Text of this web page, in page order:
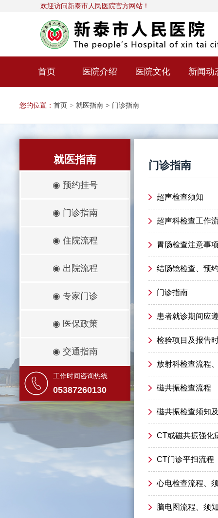
欢迎访问新泰市人民医院官方网站！
首页 医院介绍 医院文化 新闻动
您的位置： 首页 > 就医指南 > 门诊指南
就医指南
◉ 预约挂号
◉ 门诊指南
◉ 住院流程
◉ 出院流程
◉ 专家门诊
◉ 医保政策
◉ 交通指南
工作时间咨询热线
05387260130
门诊指南
超声检查须知
超声科检查工作
胃肠检查注意事
结肠镜检查、预
门诊指南
患者就诊期间应
检验项目及报告
放射科检查流程
磁共振检查流程
磁共振检查须知
CT或磁共振强化
CT门诊平扫流程
心电检查流程、
脑电图流程、须